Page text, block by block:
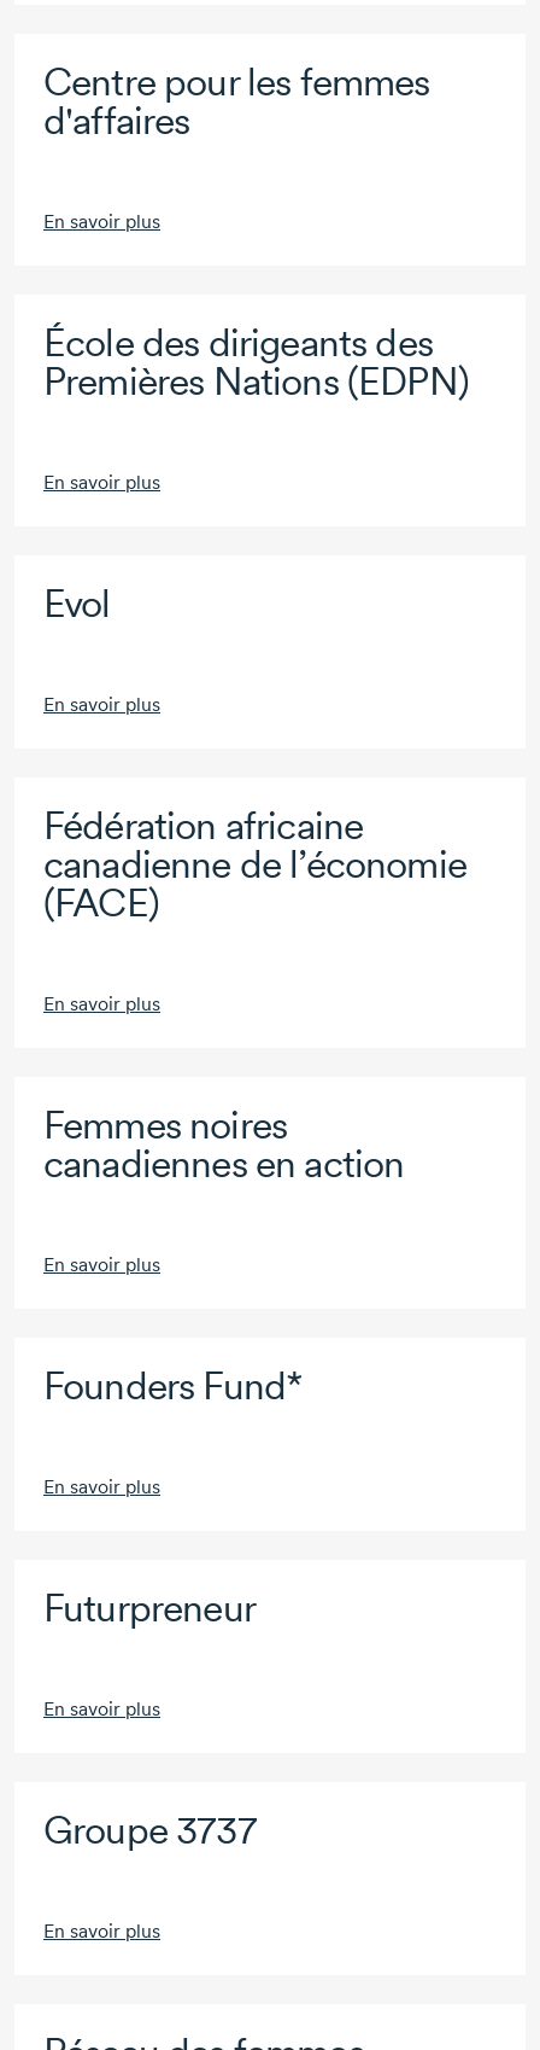
Centre pour les femmes
d'affaires
En savoir plus
École des dirigeants des
Premières Nations (EDPN)
En savoir plus
Evol
En savoir plus
Fédération africaine
canadienne de l’économie
(FACE)
En savoir plus
Femmes noires
canadiennes en action
En savoir plus
Founders Fund*
En savoir plus
Futurpreneur
En savoir plus
Groupe 3737
En savoir plus